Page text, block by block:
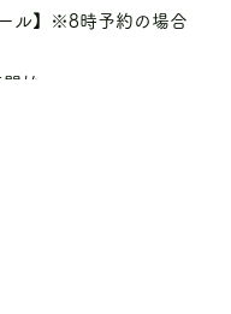
ル】※8時予約の場合
始